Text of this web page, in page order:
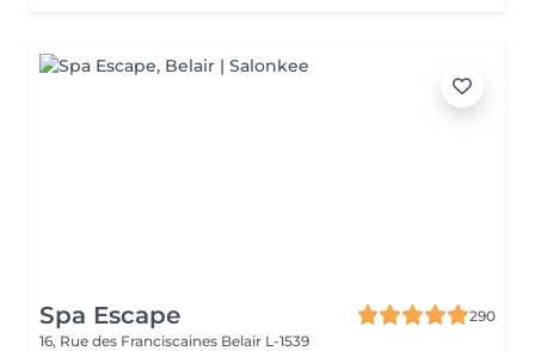
Spa Escape
290
16, Rue des Franciscaines Belair L-1539